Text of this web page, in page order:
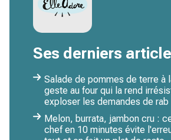
Ses derniers
Salade de pommes de terre à
geste au four qui la rend
exploser les demandes de rab
Melon, burrata, jambon cru :
chef en 10 minutes évite